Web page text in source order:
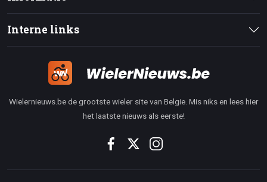
Interne links
Wielernieuws.be de grootste wieler site van Belgie. Mis niks en lees hier
het laatste nieuws als eerste!